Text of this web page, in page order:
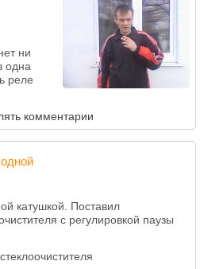
ни
одна
реле
комментарии
катушкой. Поставил
с регулировкой паузы